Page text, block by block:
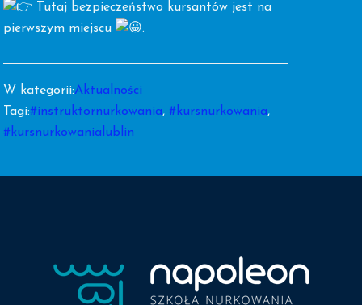
Tutaj bezpieczeństwo kursantów jest na
pierwszym miejscu
.
W kategorii:Aktualności
Tagi:#instruktornurkowania,#kursnurkowania,
#kursnurkowanialublin